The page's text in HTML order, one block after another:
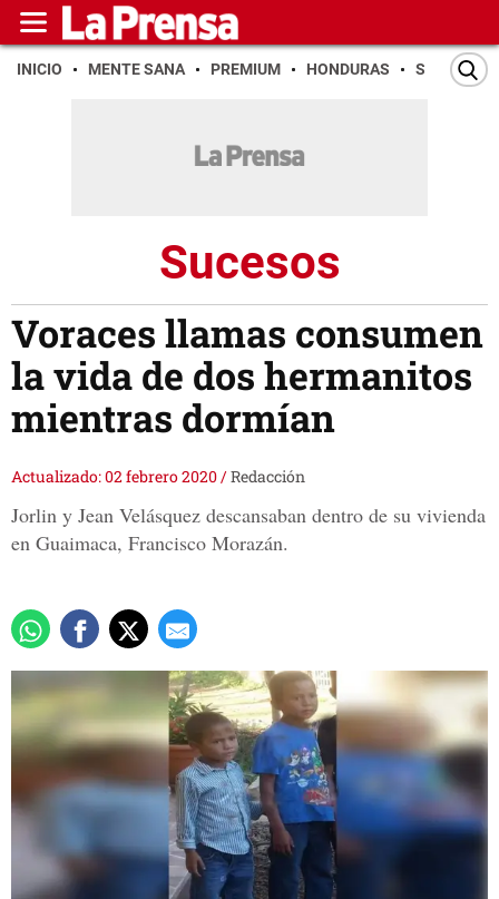
INICIO MENTE SANA PREMIUM HONDURAS SAN PEDRO
Sucesos
Voraces llamas consumen
la vida de dos hermanitos
mientras dormían
Actualizado: 02 febrero 2020/Redacción
Jorlin y Jean Velásquez descansaban dentro de su vivienda
en Guaimaca, Francisco Morazán.